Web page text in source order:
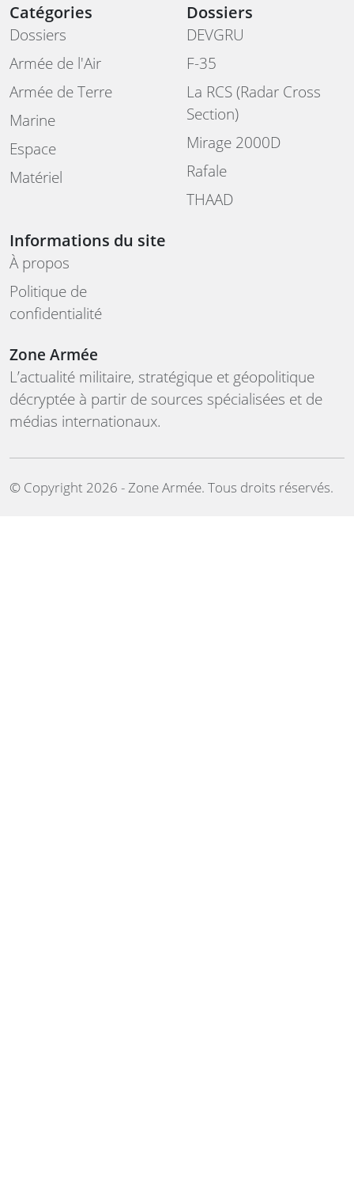
Catégories
Dossiers
Armée de l'Air
Armée de Terre
Marine
Espace
Matériel
Dossiers
DEVGRU
F-35
La RCS (Radar Cross
Section)
Mirage 2000D
Rafale
THAAD
Informations du site
À propos
Politique de
confidentialité
Zone Armée
L’actualité militaire, stratégique et géopolitique
décryptée à partir de sources spécialisées et de
médias internationaux.
©️ Copyright 2026 - Zone Armée. Tous droits réservés.